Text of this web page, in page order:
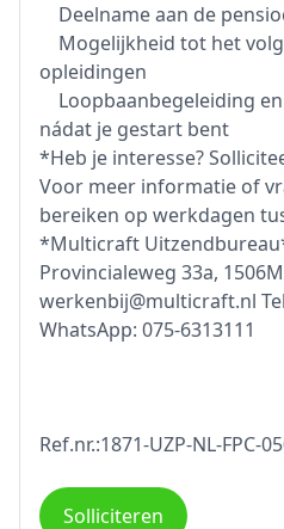
Deelname aan de
Mogelijkheid tot het
opleidingen
Loopbaanbegeleiding
nádat je gestart bent
*Heb je interesse?
Voor meer informatie of
bereiken op werkdagen
*Multicraft
Provincialeweg 33a,
werkenbij@multicraft.nl
WhatsApp: 075-6313111
Ref.nr.:1871-UZP-NL-FPC-
Solliciteren